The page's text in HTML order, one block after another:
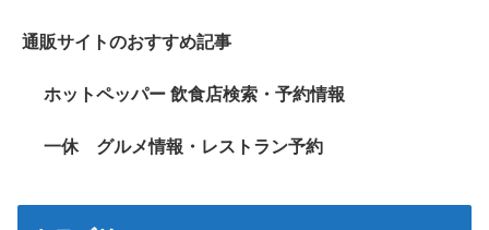
通販サイトのおすすめ記事
ホットペッパー 飲食店検索・予約情報
一休 グルメ情報・レストラン予約